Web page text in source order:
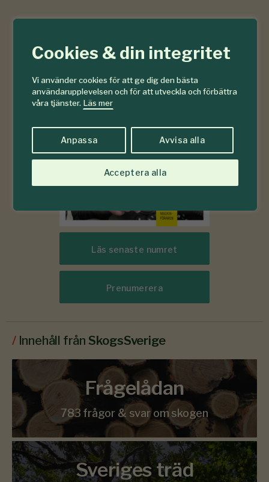
Cookies & din integritet
Vi använder cookies för att ge dig den bästa
användarupplevelsen och för att utveckla och förbättra
våra tjänster. Läs mer
Anpassa Avvisa alla
Acceptera alla
#6-7
2026
Läs senaste numret
Prenumerera
/ Innehåll från SkogsSverige
Frågelådan
783 frågor & svar om skogen
Sveriges träd